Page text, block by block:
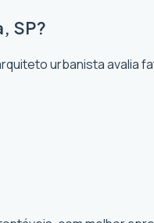
SP?
urbanista avalia